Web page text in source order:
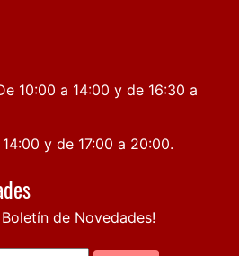
10:00 a 14:00 y de 16:30 a
y de 17:00 a 20:00.
de Novedades!